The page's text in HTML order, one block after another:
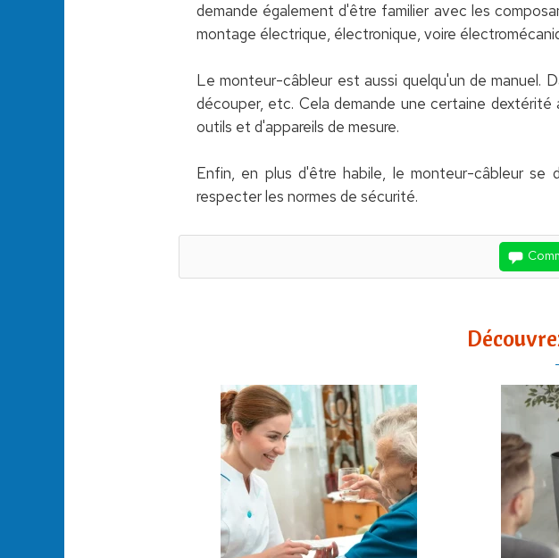
demande également d'être familier avec les
montage électrique, électronique, voire
Le monteur-câbleur est aussi quelqu'un de manuel.
découper, etc. Cela demande une certaine
outils et d'appareils de mesure.
Enfin, en plus d'être habile, le monteur-câbleur se
respecter les normes de sécurité.